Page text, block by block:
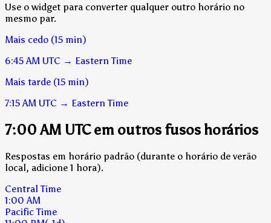
Use o widget para converter qualquer outro horário no
mesmo par.
Mais cedo (15 min)
6:45 AM UTC → Eastern Time
Mais tarde (15 min)
7:15 AM UTC → Eastern Time
7:00 AM UTC em outros fusos horários
Respostas em horário padrão (durante o horário de verão
local, adicione 1 hora).
Central Time
1:00 AM
Pacific Time